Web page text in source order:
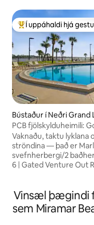
Í mestu uppáhaldi hjá
Í uppáhaldi hjá
Bústaður í Neðri Grand
on
PCB fjölskylduheimili:
sundlaugar, strönd
Vaknaðu, taktu lyklana
ströndina — það er
svefnherbergi/2
6 | Gated Venture Out
strönd (einkaaðgengi
Out) 🏊 Tvær
dvalarstaðnum 🌿
Vinsæl þægindi
sem Miramar